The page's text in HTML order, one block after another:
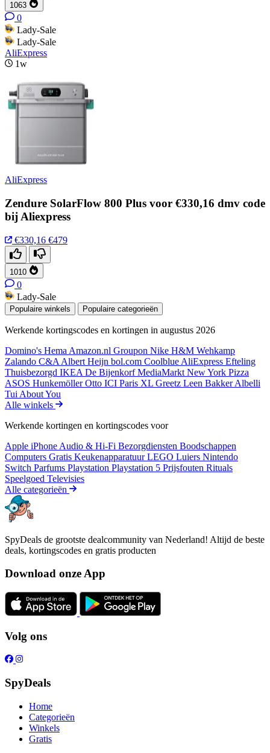
1063
0
Lady-Sale
Lady-Sale
AliExpress
1w
AliExpress
Zendure SolarFlow 800 Plus voor €330,16 dmv code
bij Aliexpress
€330,16 €479
1010
0
Lady-Sale
Populaire winkels Populaire categorieën
Werkende kortingscodes en kortingen in augustus 2026
Domino's Hema Amazon.nl Groupon Nike H&M Wehkamp
Zalando C&A Albert Heijn bol.com Coolblue AliExpress Efteling
Thuisbezorgd IKEA De BijenkorfMediaMarkt New York Pizza
ASOS HunkemöllerOtto ICI Paris XL Greetz Leen BakkerAlbelli
Tui About You
Alle winkels
Werkende kortingen en kortingscodes voor
Apple iPhone Audio & Hi-Fi Bezorgdiensten Boodschappen
Computers Gratis KeukenapparatuurLEGO Luiers Nintendo
Switch Parfums Playstation Playstation 5 Prijsfouten Rituals
Speelgoed Televisies
Alle categorieën
SpyDeals de grootste dealcommunity van Nederland! Altijd de beste
deals, kortingscodes en gratis producten
Download onze App
Volg ons
SpyDeals
Home
Categorieën
Winkels
Gratis